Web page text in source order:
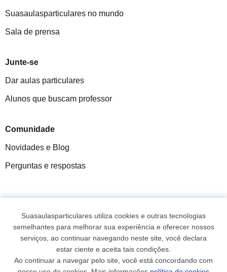
Suasaulasparticulares no mundo
Sala de prensa
Junte-se
Dar aulas particulares
Alunos que buscam professor
Comunidade
Novidades e Blog
Perguntas e respostas
Fantástica★★★★★ 9,5/10
opiniões de alunos
© 2007 - 2026 Suas aulas particulares
Suasaulasparticulares utiliza cookies e outras tecnologias
semelhantes para melhorar sua experiência e oferecer nossos
serviços, ao continuar navegando neste site, você declara
estar ciente e aceita tais condições.
Ao continuar a navegar pelo site, você está concordando com